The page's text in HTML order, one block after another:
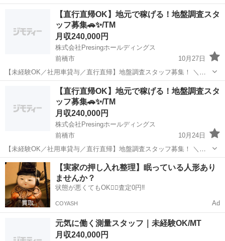
す。 太陽光発電システムの設置業務のスタッフや職長候補の募集で
前橋駅 その他 建設業
【直行直帰OK】地元で稼げる！地盤調査スタ
ッフ募集🚗✨/TM
月収240,000円
株式会社Presingホールディングス
前橋市
10月27日
【未経験OK／社用車貸与／直行直帰】地盤調査スタッフ募集！ ＼体
を動かすのが好きな方にピッタリ／ 住宅や建築現場の地盤調査を行う
お仕事です。 社用車・調査機械・ガソリン代・ETC費用すべて会社負
担！ 未経験でも先輩が1〜1...
測量 未経験
【直行直帰OK】地元で稼げる！地盤調査スタ
ッフ募集🚗✨/TM
月収240,000円
株式会社Presingホールディングス
前橋市
10月24日
【未経験OK／社用車貸与／直行直帰】地盤調査スタッフ募集！ ＼体
を動かすのが好きな方にピッタリ／ 住宅や建築現場の地盤調査を行う
お仕事です。 社用車・調査機械・ガソリン代・ETC費用すべて会社負
担！ 未経験でも先輩が1〜1...
群馬 前橋市 測量 未経験
【実家の押し入れ整理】眠っている人形あり
ませんか？
状態が悪くてもOK🙆‍♀️査定0円‼️
COYASH Ad
元気に働く測量スタッフ｜未経験OK/MT
月収240,000円